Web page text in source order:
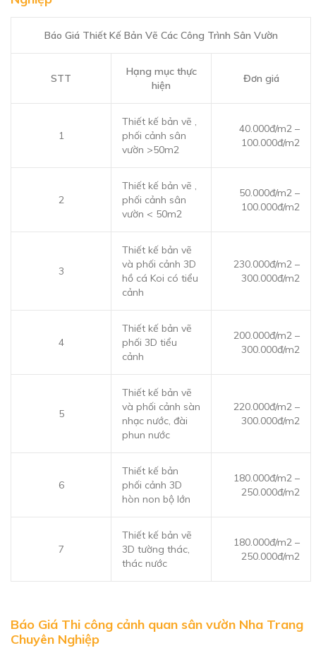
Báo Giá Thiết Kế Bản Vẽ Các Công Trình Sân Vườn
STT
Hạng mục thực
hiện
Đơn giá
1
Thiết kế bản vẽ ,
phối cảnh sân
vườn >50m2
40.000đ/m2 –
100.000đ/m2
2
Thiết kế bản vẽ ,
phối cảnh sân
vườn < 50m2
50.000đ/m2 –
100.000đ/m2
3
Thiết kế bản vẽ
và phối cảnh 3D
hồ cá Koi có tiểu
cảnh
230.000đ/m2 –
300.000đ/m2
4
Thiết kế bản vẽ
phối 3D tiểu
cảnh
200.000đ/m2 –
300.000đ/m2
5
Thiết kế bản vẽ
và phối cảnh sàn
nhạc nước, đài
phun nước
220.000đ/m2 –
300.000đ/m2
6
Thiết kế bản
phối cảnh 3D
hòn non bộ lớn
180.000đ/m2 –
250.000đ/m2
7
Thiết kế bản vẽ
3D tường thác,
thác nước
180.000đ/m2 –
250.000đ/m2
Báo Giá Thi công cảnh quan sân vườn Nha Trang
Chuyên Nghiệp